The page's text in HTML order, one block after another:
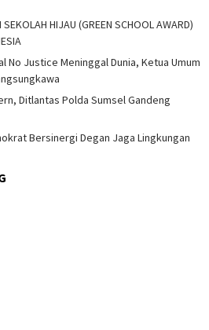
HIJAU (GREEN SCHOOL AWARD)
No Justice Meninggal Dunia, Ketua Umum
Ditlantas Polda Sumsel Gandeng
Bersinergi Degan Jaga Lingkungan